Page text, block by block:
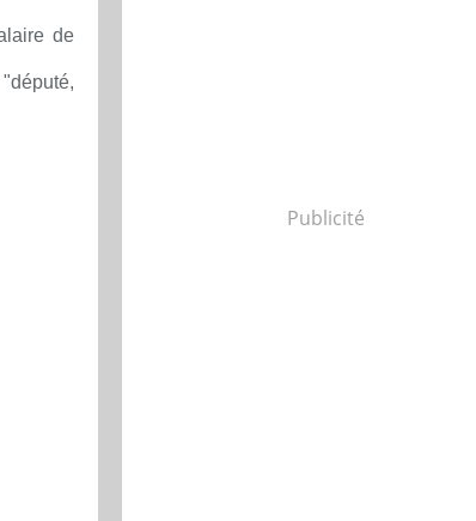
de
Publicité